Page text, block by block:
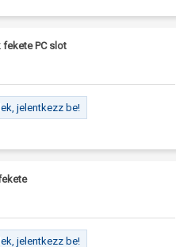
fekete PC slot
jelentkezz be!
jelentkezz be!